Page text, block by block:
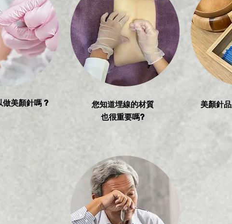
做美顏針嗎 ?
您知道埋線的材質
也很重要嗎?
美顏針